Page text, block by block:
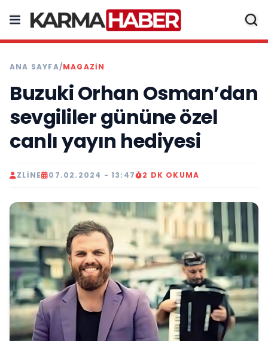
ANA SAYFA/MAGAZIN
Buzuki Orhan Osman’dan
sevgililer gününe özel
canlı yayın hediyesi
ZLINE 07.02.2024 - 13:47 2 DK OKUMA